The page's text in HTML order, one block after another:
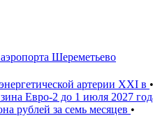
Шереметьево
артерии XXI в •
Евро-2 до 1 июля 2027
рублей за семь месяцев •